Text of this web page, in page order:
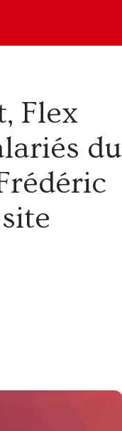
Flex
du